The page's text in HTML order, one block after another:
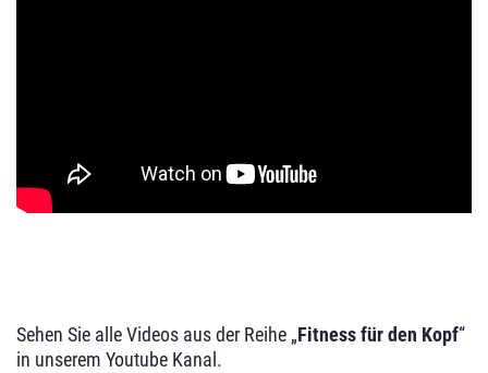
Sehen Sie alle Videos aus der Reihe „Fitness für den Kopf“
in unserem Youtube Kanal.